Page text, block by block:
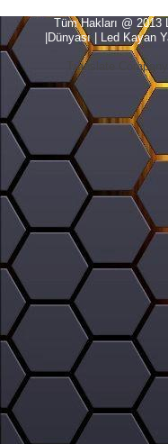
Tüm Hakları @ 2013
|Dünyası | Led Kayan
Translate Company